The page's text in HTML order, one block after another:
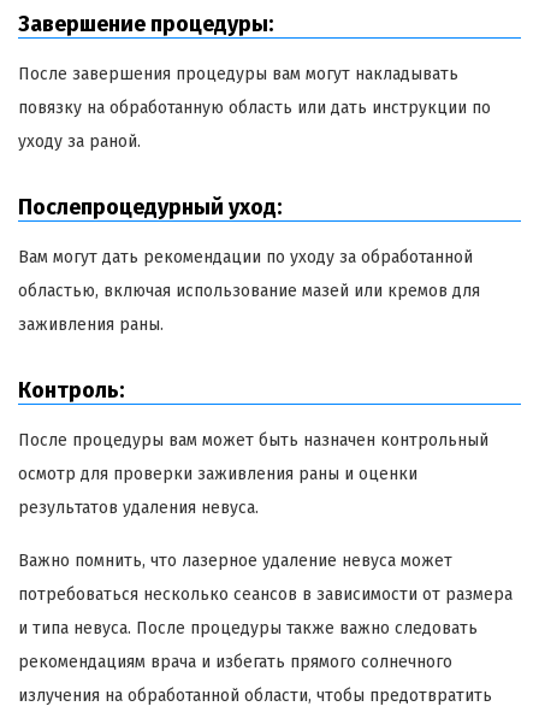
Завершение процедуры:
После завершения процедуры вам могут накладывать
повязку на обработанную область или дать инструкции по
уходу за раной.
Послепроцедурный уход:
Вам могут дать рекомендации по уходу за обработанной
областью, включая использование мазей или кремов для
заживления раны.
Контроль:
После процедуры вам может быть назначен контрольный
осмотр для проверки заживления раны и оценки
результатов удаления невуса.
Важно помнить, что лазерное удаление невуса может
потребоваться несколько сеансов в зависимости от размера
и типа невуса. После процедуры также важно следовать
рекомендациям врача и избегать прямого солнечного
излучения на обработанной области, чтобы предотвратить